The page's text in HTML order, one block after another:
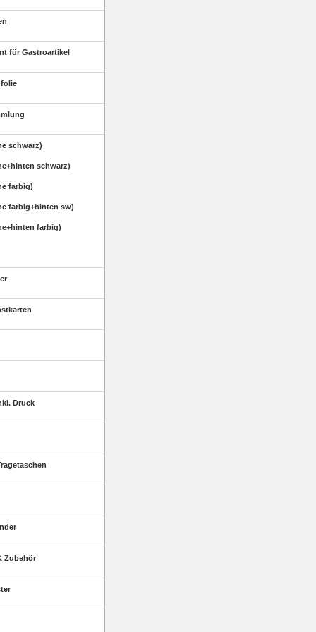
für Gastroartikel
schwarz)
schwarz)
farbig)
farbig+hinten sw)
farbig)
Druck
Zubehör